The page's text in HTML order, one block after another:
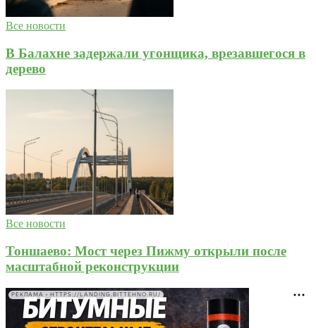
Все новости
В Балахне задержали угонщика, врезавшегося в
дерево
Все новости
Тоншаево: Мост через Пижму открыли после
масштабной реконструкции
РЕКЛАМА • HTTPS://LANDING.BITTEHNO.RU/